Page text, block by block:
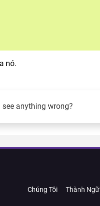
nó.
see anything wrong?
Chúng Tôi Thành Ngữ